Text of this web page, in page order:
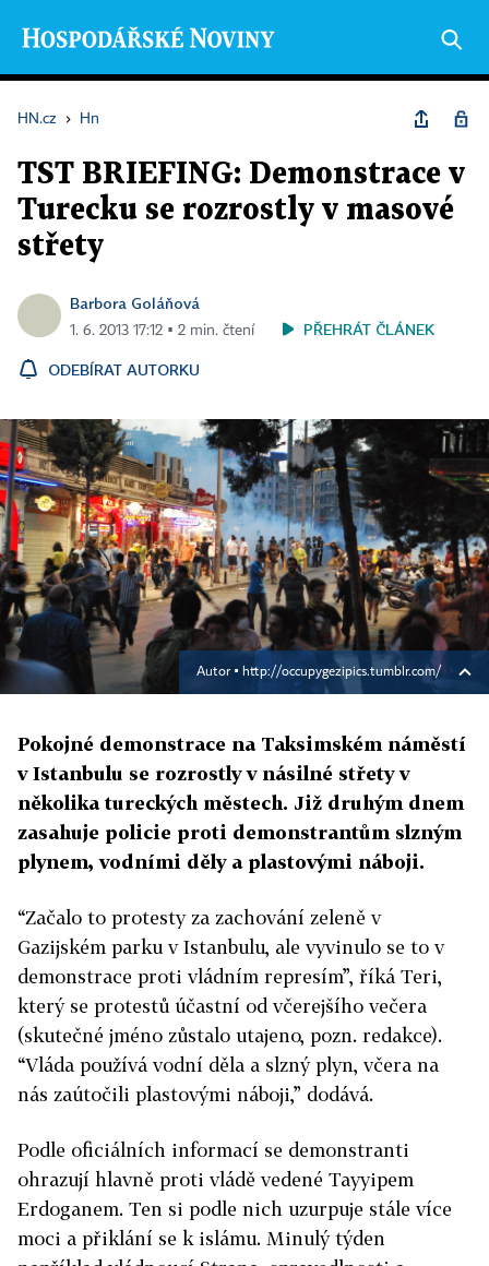
HN.cz › Hn
TST BRIEFING: Demonstrace v
Turecku se rozrostly v masové
střety
Barbora Goláňová
1. 6. 2013 17:12 ▪ 2 min. čtení PŘEHRÁT ČLÁNEK
ODEBÍRAT AUTORKU
Autor ▪ http://occupygezipics.tumblr.com/
Pokojné demonstrace na Taksimském náměstí
v Istanbulu se rozrostly v násilné střety v
několika tureckých městech. Již druhým dnem
zasahuje policie proti demonstrantům slzným
plynem, vodními děly a plastovými náboji.
“Začalo to protesty za zachování zeleně v
Gazijském parku v Istanbulu, ale vyvinulo se to v
demonstrace proti vládním represím”, říká Teri,
který se protestů účastní od včerejšího večera
(skutečné jméno zůstalo utajeno, pozn. redakce).
“Vláda používá vodní děla a slzný plyn, včera na
nás zaútočili plastovými náboji,” dodává.
Podle oficiálních informací se demonstranti
ohrazují hlavně proti vládě vedené Tayyipem
Erdoganem. Ten si podle nich uzurpuje stále více
moci a přiklání se k islámu. Minulý týden